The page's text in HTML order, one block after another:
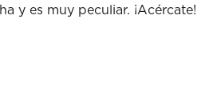
y es muy peculiar. ¡Acércate!